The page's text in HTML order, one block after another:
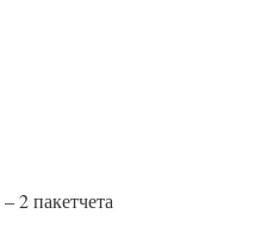
– 2 пакетчета